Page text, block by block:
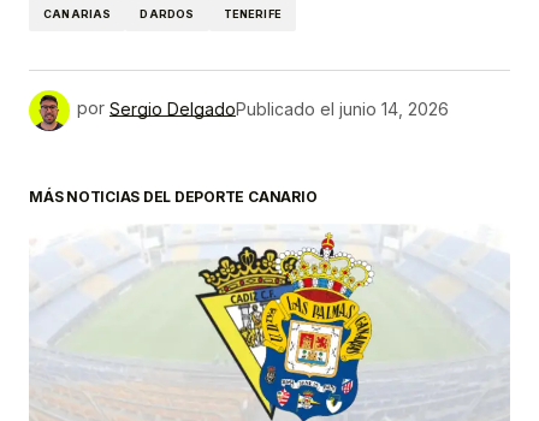
CANARIAS DARDOS TENERIFE
por Sergio DelgadoPublicado el junio 14, 2026
MÁS NOTICIAS DEL DEPORTE CANARIO